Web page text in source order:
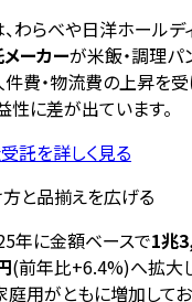
わらべや日洋ホールデ
ーカーが米飯・調理パ
件費・物流費の上昇を
性に差が出ています。
託を詳しく見る
と品揃えを広げる
年に金額ベースで1兆
(前年比+6.4%)へ拡大し
用がともに増加してお